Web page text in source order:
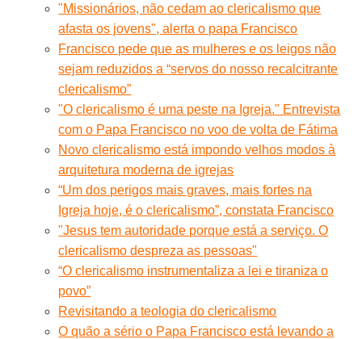
"Missionários, não cedam ao clericalismo que
afasta os jovens", alerta o papa Francisco
Francisco pede que as mulheres e os leigos não
sejam reduzidos a “servos do nosso recalcitrante
clericalismo”
"O clericalismo é uma peste na Igreja." Entrevista
com o Papa Francisco no voo de volta de Fátima
Novo clericalismo está impondo velhos modos à
arquitetura moderna de igrejas
“Um dos perigos mais graves, mais fortes na
Igreja hoje, é o clericalismo”, constata Francisco
"Jesus tem autoridade porque está a serviço. O
clericalismo despreza as pessoas"
“O clericalismo instrumentaliza a lei e tiraniza o
povo”
Revisitando a teologia do clericalismo
O quão a sério o Papa Francisco está levando a